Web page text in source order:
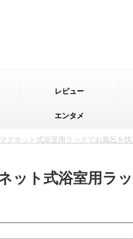
レビュー
エンタメ
グネット式浴室用ラックでお風呂を快
ット式浴室用ラ